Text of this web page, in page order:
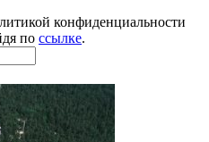
конфиденциальности
по ссылке.